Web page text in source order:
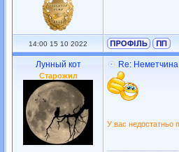
14:00 15 10 2022
Лунный кот
Старожил
Re:
У вас недостатньо